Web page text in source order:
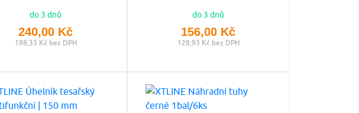
do 3 dnů
240,00 Kč
198,35 Kč bez DPH
do 3 dnů
156,00 Kč
128,93 Kč bez DPH